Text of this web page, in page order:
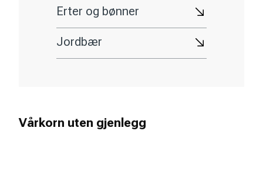
Erter og bønner
Jordbær
Vårkorn uten gjenlegg